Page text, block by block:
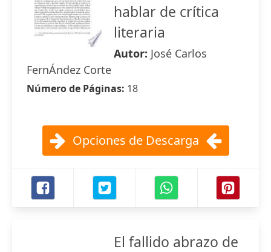
hablar de crítica
literaria
Autor: José Carlos
FernÁndez Corte
Número de Páginas: 18
Opciones de Descarga
El fallido abrazo de